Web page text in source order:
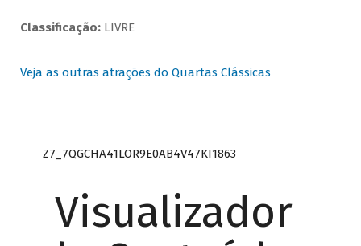
Classificação:LIVRE
Veja as outras atrações do Quartas Clássicas
Z7_7QGCHA41LOR9E0AB4V47KI1863
Visualizador